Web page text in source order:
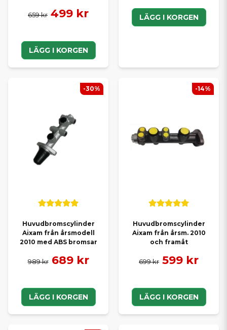
659 kr 499 kr
LÄGG I KORGEN
LÄGG I KORGEN
Huvudbromscylinder
Aixam från årsmodell
2010 med ABS bromsar
989 kr 689 kr
LÄGG I KORGEN
-30%
Huvudbromscylinder
Aixam från årsm. 2010
och framåt
699 kr 599 kr
LÄGG I KORGEN
-14%